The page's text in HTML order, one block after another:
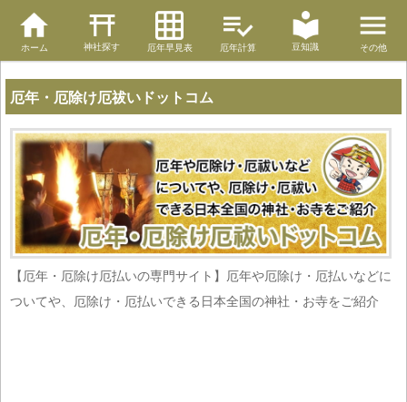
ホーム 神社探す 厄年早見表 厄年計算 豆知識 その他
厄年・厄除け厄祓いドットコム
【厄年・厄除け厄払いの専門サイト】厄年や厄除け・厄払いなどに
ついてや、厄除け・厄払いできる日本全国の神社・お寺をご紹介